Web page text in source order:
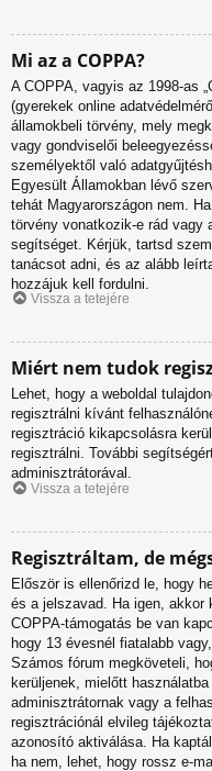
Mi az a COPPA?
A COPPA, vagyis az 1998-as
(gyerekek online
államokbeli törvény, mely
vagy gondviselői
személyektől való
Egyesült Államokban lévő
tehát Magyarországon nem.
törvény vonatkozik-e rád vagy
segítséget. Kérjük, tartsd
tanácsot adni, és az alább
hozzájuk kell fordulni.
Vissza a tetejére
Miért nem tudok
Lehet, hogy a weboldal
regisztrálni kívánt
regisztráció kikapcsolásra
regisztrálni. További
adminisztrátorával.
Vissza a tetejére
Regisztráltam, de
Először is ellenőrizd le, hogy
és a jelszavad. Ha igen, akkor
COPPA-támogatás be van
hogy 13 évesnél fiatalabb
Számos fórum megköveteli,
kerüljenek, mielőtt
adminisztrátornak vagy a
regisztrációnál elvileg
azonosító aktiválása. Ha
ha nem, lehet, hogy rossz e-